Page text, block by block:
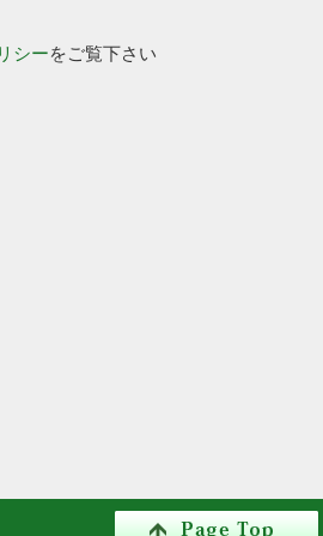
シーをご覧下さい